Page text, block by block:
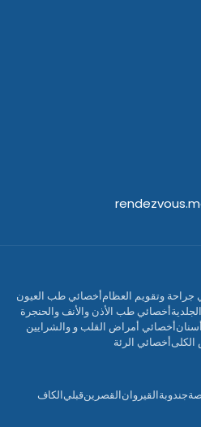
جراحة وتقويم العظامأخصائي طب العيون
أخصائي طب الأذن والأنف والحنجرة
أخصائي أمراض القلب و والشرايين
أخصائي الرئة
جندوبةالقيروانالقصرينقبليالكاف